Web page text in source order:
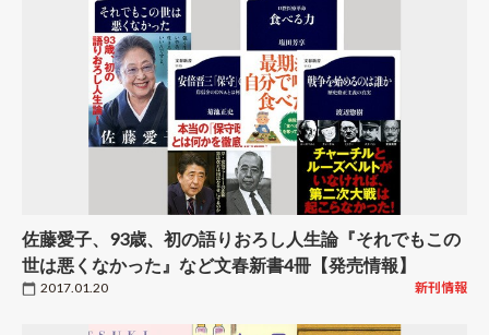
佐藤愛子、93歳、初の語りおろし人生論『それでもこの
世は悪くなかった』など文春新書4冊【発売情報】
2017.01.20 新刊情報